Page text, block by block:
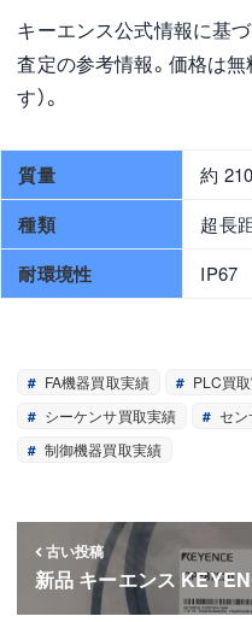
キーエンス公式情報に基
査定の参考情報。価格は
す）。
質量 約
種類 超長
耐環境性 IP67
FA機器買取実績 PLC買
シーケンサ買取実績
セ
制御機器買取実績
古い投稿
新品 キーエンス